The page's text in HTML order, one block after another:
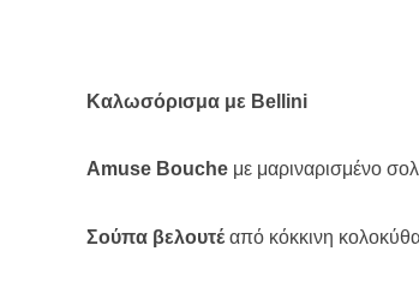
Καλωσόρισμα με Bellini
Amuse Bouche με μαριναρισμένο
Σούπα βελουτέαπό κόκκινη